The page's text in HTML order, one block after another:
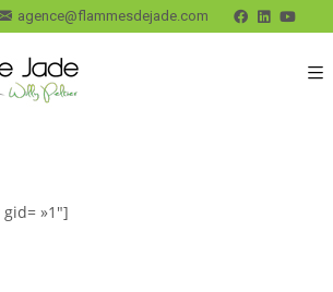
agence@flammesdejade.com
»1″]